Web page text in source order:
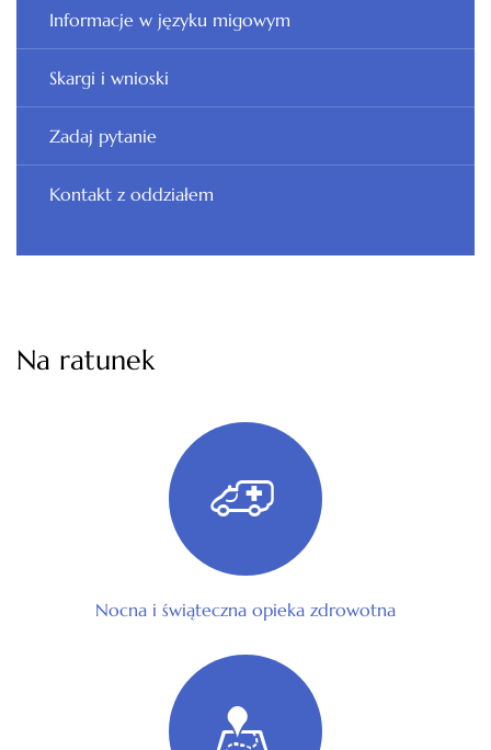
Informacje w języku migowym
Skargi i wnioski
Zadaj pytanie
Kontakt z oddziałem
Na ratunek
Nocna i świąteczna opieka zdrowotna